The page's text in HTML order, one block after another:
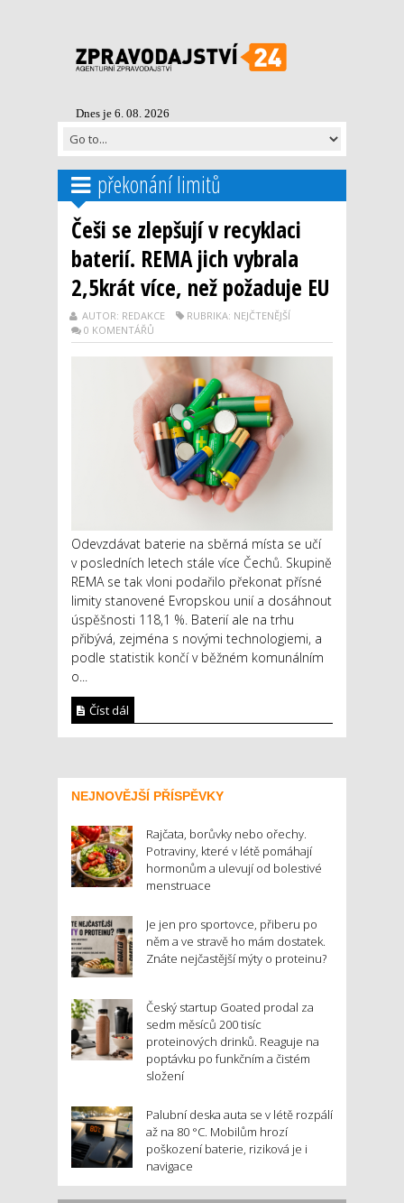
Dnes je 6. 08. 2026
překonání limitů
Češi se zlepšují v recyklaci
baterií. REMA jich vybrala
2,5krát více, než požaduje EU
AUTOR: REDAKCE
RUBRIKA: NEJČTENĚJŠÍ
0 KOMENTÁŘŮ
Odevzdávat baterie na sběrná místa se učí
v posledních letech stále více Čechů. Skupině
REMA se tak vloni podařilo překonat přísné
limity stanovené Evropskou unií a dosáhnout
úspěšnosti 118,1 %. Baterií ale na trhu
přibývá, zejména s novými technologiemi, a
podle statistik končí v běžném komunálním
o...
Číst dál
NEJNOVĚJŠÍ PŘÍSPĚVKY
Rajčata, borůvky nebo ořechy.
Potraviny, které v létě pomáhají
hormonům a ulevují od bolestivé
menstruace
Je jen pro sportovce, přiberu po
něm a ve stravě ho mám dostatek.
Znáte nejčastější mýty o proteinu?
Český startup Goated prodal za
sedm měsíců 200 tisíc
proteinových drinků. Reaguje na
poptávku po funkčním a čistém
složení
Palubní deska auta se v létě rozpálí
až na 80 °C. Mobilům hrozí
poškození baterie, riziková je i
navigace